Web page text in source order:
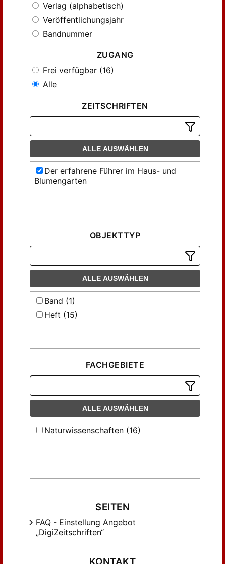
Verlag (alphabetisch)
Veröffentlichungsjahr
Bandnummer
ZUGANG
Frei verfügbar (16)
Alle
ZEITSCHRIFTEN
ALLE AUSWÄHLEN
Der erfahrene Führer im Haus- und
Blumengarten
OBJEKTTYP
ALLE AUSWÄHLEN
Band (1)
Heft (15)
FACHGEBIETE
ALLE AUSWÄHLEN
Naturwissenschaften (16)
SEITEN
FAQ - Einstellung Angebot
„DigiZeitschriften“